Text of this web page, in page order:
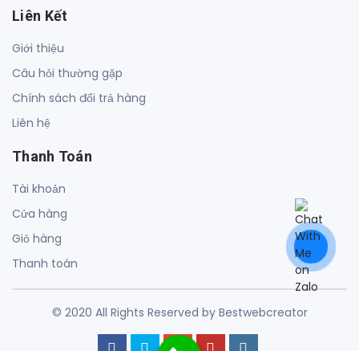
Liên Kết
Giới thiệu
Câu hỏi thường gặp
Chính sách đổi trả hàng
Liên hệ
Thanh Toán
Tài khoản
Cửa hàng
Giỏ hàng
Thanh toán
© 2020 All Rights Reserved by Bestwebcreator